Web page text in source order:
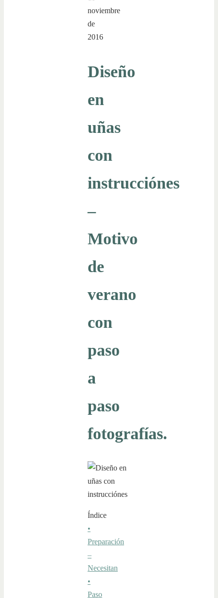
noviembre
de
2016
Diseño
en
uñas
con
instrucciónes
–
Motivo
de
verano
con
paso
a
paso
fotografías.
Índice
•
Preparación
–
Necesitan
•
Paso